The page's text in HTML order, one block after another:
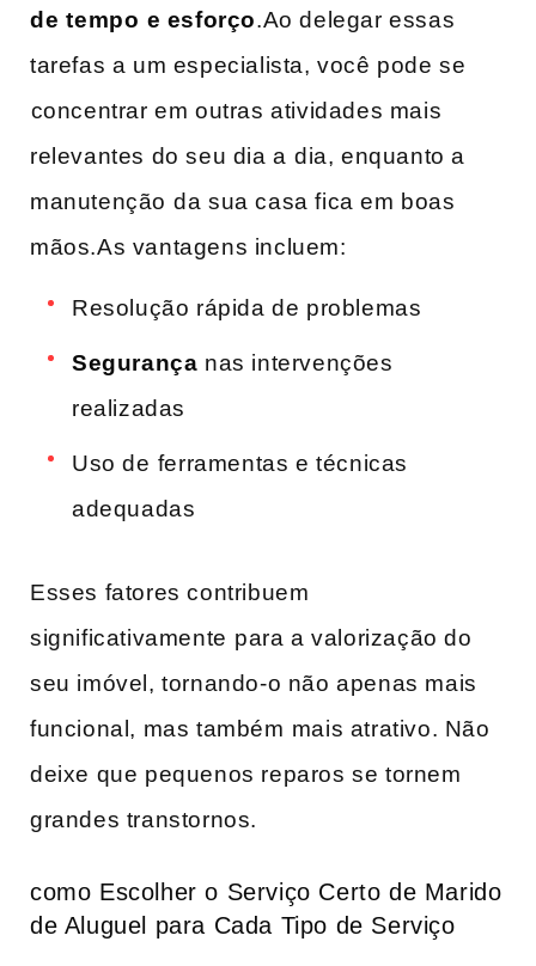
de⁤ tempo ⁣e‌ esforço.Ao delegar essas
‍tarefas‌ a ​um especialista, você pode se
⁤concentrar​ em outras atividades ‍mais
relevantes do seu dia a⁤ dia, enquanto a⁢
manutenção⁤ da sua casa fica​ em boas
mãos.As vantagens ‌incluem:
Resolução rápida ‍de problemas
Segurança nas ‍intervenções
realizadas
Uso de ⁣ferramentas e técnicas
adequadas
Esses fatores contribuem⁣
significativamente ⁢para ​a valorização do
seu imóvel, tornando-o não apenas mais
funcional, mas também⁢ mais ​atrativo. Não
‌deixe que pequenos reparos se tornem
grandes transtornos.​
como Escolher o Serviço Certo de Marido
de Aluguel para Cada Tipo de ‌Serviço